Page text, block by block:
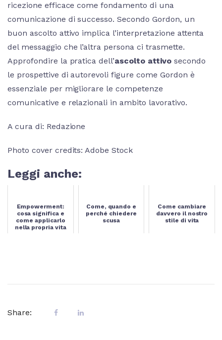
ricezione efficace come fondamento di una
comunicazione di successo. Secondo Gordon, un
buon ascolto attivo implica l’interpretazione attenta
del messaggio che l’altra persona ci trasmette.
Approfondire la pratica dell’ascolto attivosecondo
le prospettive di autorevoli figure come Gordon è
essenziale per migliorare le competenze
comunicative e relazionali in ambito lavorativo.
A cura di: Redazione
Photo cover credits: Adobe Stock
Leggi anche:
Empowerment:
cosa significa e
come applicarlo
nella propria vita
Come, quando e
perché chiedere
scusa
Come cambiare
davvero il nostro
stile di vita
Share: